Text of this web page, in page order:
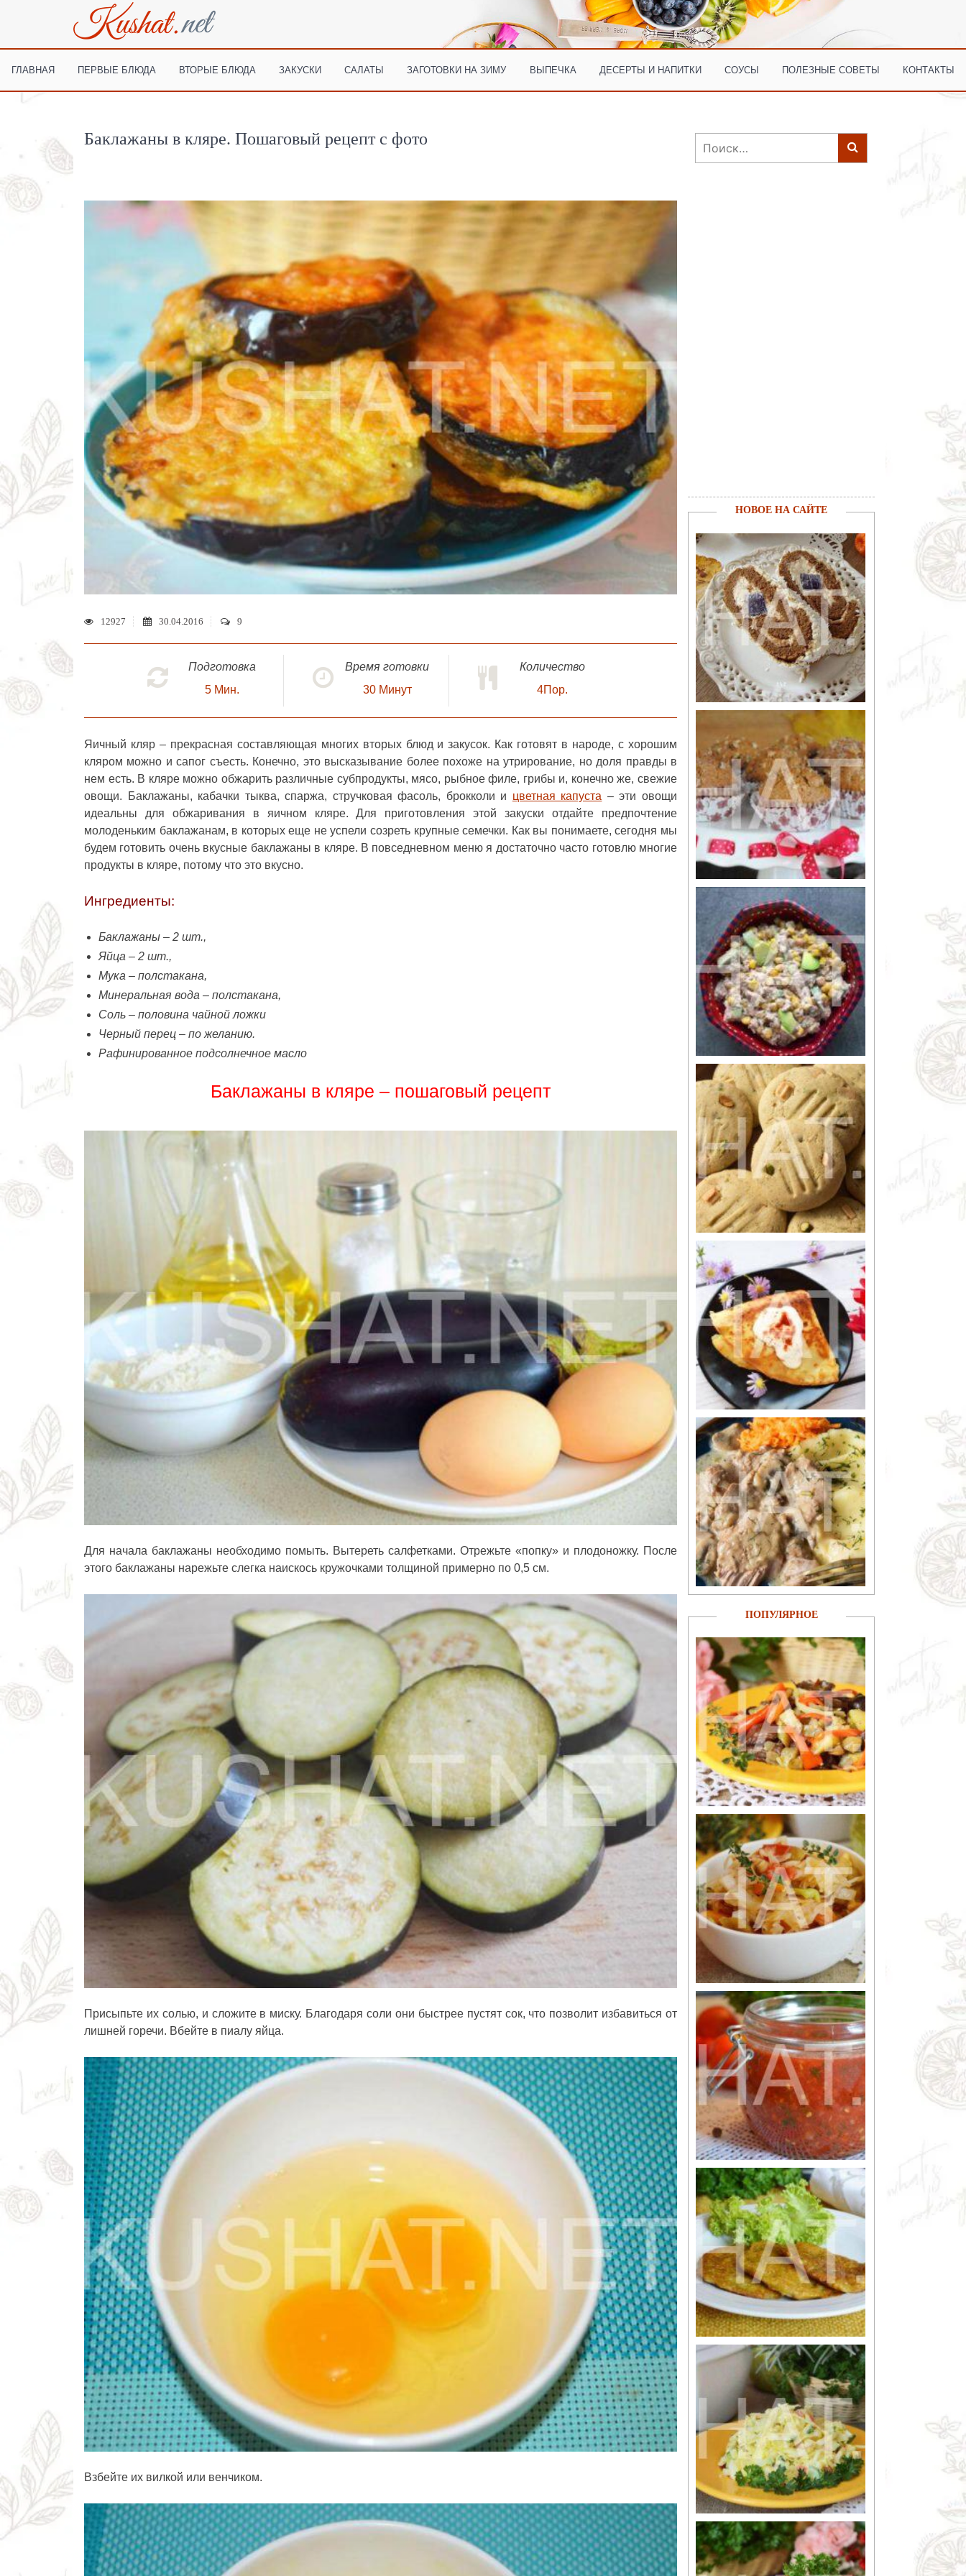
ГЛАВНАЯ ПЕРВЫЕ БЛЮДА ВТОРЫЕ БЛЮДА ЗАКУСКИ САЛАТЫ ЗАГОТОВКИ НА ЗИМУ ВЫПЕЧКА ДЕСЕРТЫ И НАПИТКИ СОУСЫ ПОЛЕЗНЫЕ СОВЕТЫ КОНТАКТЫ
Баклажаны в кляре. Пошаговый рецепт с фото
12927 30.04.2016 9
Подготовка
5 Мин.
Время готовки
30 Минут
Количество
4Пор.
Яичный кляр – прекрасная составляющая многих вторых блюд и закусок. Как готовят в народе, с хорошим
кляром можно и сапог съесть. Конечно, это высказывание более похоже на утрирование, но доля правды в
нем есть. В кляре можно обжарить различные субпродукты, мясо, рыбное филе, грибы и, конечно же, свежие
овощи. Баклажаны, кабачки тыква, спаржа, стручковая фасоль, брокколи и цветная капуста – эти овощи
идеальны для обжаривания в яичном кляре. Для приготовления этой закуски отдайте предпочтение
молоденьким баклажанам, в которых еще не успели созреть крупные семечки. Как вы понимаете, сегодня мы
будем готовить очень вкусные баклажаны в кляре. В повседневном меню я достаточно часто готовлю многие
продукты в кляре, потому что это вкусно.
Ингредиенты:
Баклажаны – 2 шт.,
Яйца – 2 шт.,
Мука – полстакана,
Минеральная вода – полстакана,
Соль – половина чайной ложки
Черный перец – по желанию.
Рафинированное подсолнечное масло
Баклажаны в кляре – пошаговый рецепт
Для начала баклажаны необходимо помыть. Вытереть салфетками. Отрежьте «попку» и плодоножку. После
этого баклажаны нарежьте слегка наискось кружочками толщиной примерно по 0,5 см.
Присыпьте их солью, и сложите в миску. Благодаря соли они быстрее пустят сок, что позволит избавиться от
лишней горечи. Вбейте в пиалу яйца.
Взбейте их вилкой или венчиком.
Найти:
НОВОЕ НА САЙТЕ
ПОПУЛЯРНОЕ